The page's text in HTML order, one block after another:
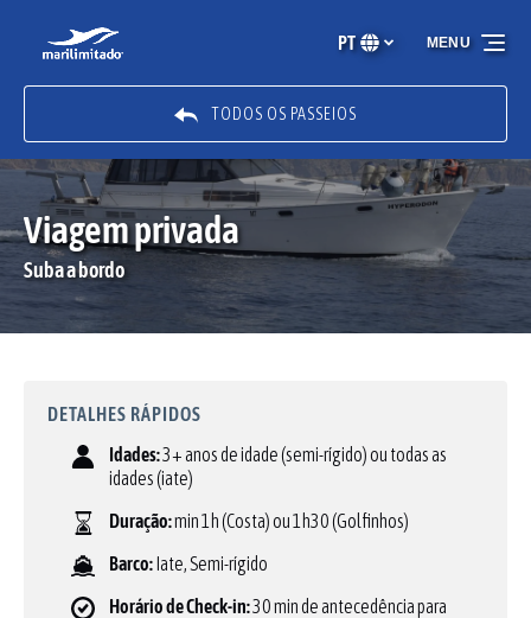
Passar para a navegação primária
Passar para o conteúdo
Passar para o rodapé
Selecione
o
idioma
PT
TODOS OS PASSEIOS
MENU
Viagem privada
Suba a bordo
DETALHES RÁPIDOS
Idades:3+ anos de idade (semi-rígido) ou todas as
idades (iate)
Duração:min 1h (Costa) ou 1h30 (Golfinhos)
Barco:Iate,Semi-rígido
Horário de Check-in:30 min de antecedência para